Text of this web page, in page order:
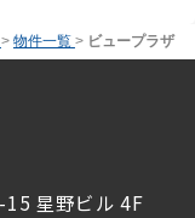
> 物件一覧 > ビュープラザ
星野ビル 4F